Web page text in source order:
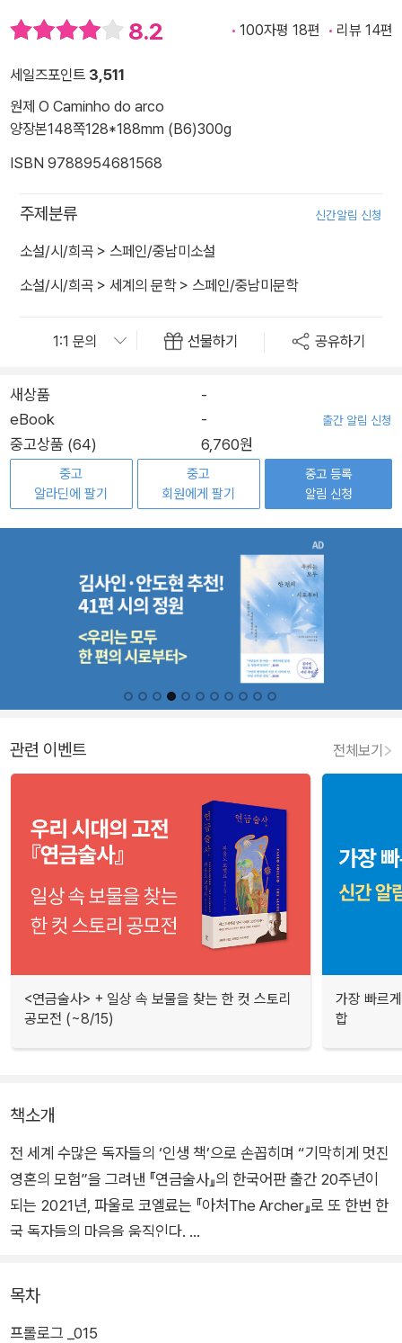
8.2 100자평 18편 리뷰 14편
세일즈포인트 3,511
원제 O Caminho do arco
양장본148쪽128*188mm (B6)300g
ISBN 9788954681568
주제분류 신간알림 신청
소설/시/희곡 > 스페인/중남미소설
소설/시/희곡 > 세계의 문학> 스페인/중남미문학
선물하기 공유하기
새상품
-
eBook
- 출간 알림 신청
중고상품 (64) 6,760원
중고
알라딘에 팔기
중고
회원에게 팔기
중고 등록
알림 신청
관련 이벤트 전체보기
<연금술사> + 일상 속 보물을 찾는 한 컷 스토리
공모전 (~8/15)
가장 빠르
합
책소개
전 세계 수많은 독자들의 ‘인생 책’으로 손꼽히며 “기막히게 멋진
영혼의 모험”을 그려낸 『연금술사』의 한국어판 출간 20주년이
되는 2021년, 파울로 코엘료는 『아처The Archer』로 또 한번 한
국 독자들의 마음을 움직인다.
『아처』는 전설적인 궁사 ‘진’이 그에게 도전해온 이방인과 대결을
펼치고, 그 과정을 지켜보던 소년에게 활쏘기의 기본기를 전수하
는 소박하고 단순한 이야기를 담고 있다. 하지만 궁술에 관한 이
목차
프롤로그 _015